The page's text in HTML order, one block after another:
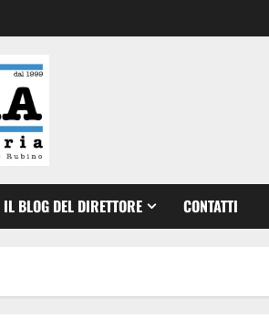
IL BLOG DEL DIRETTORE CONTATTI